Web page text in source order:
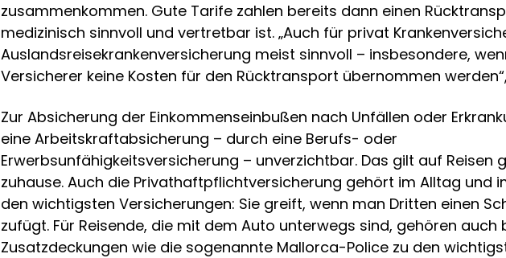
zusammenkommen. Gute Tarife zahlen bereits dann einen
medizinisch sinnvoll und vertretbar ist. „Auch für privat
Auslandsreisekrankenversicherung meist sinnvoll – insbesondere,
Versicherer keine Kosten für den Rücktransport übernommen
Zur Absicherung der Einkommenseinbußen nach Unfällen oder
eine Arbeitskraftabsicherung – durch eine Berufs- oder
Erwerbsunfähigkeitsversicherung – unverzichtbar. Das gilt auf Reisen
zuhause. Auch die Privathaftpflichtversicherung gehört im Alltag und
den wichtigsten Versicherungen: Sie greift, wenn man Dritten einen
zufügt. Für Reisende, die mit dem Auto unterwegs sind, gehören
Zusatzdeckungen wie die sogenannte Mallorca-Police zu den